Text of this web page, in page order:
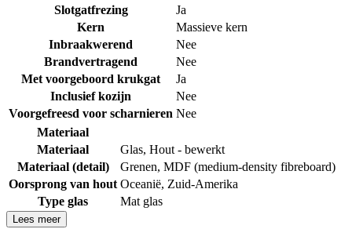
Slotgatfrezing
Ja
Kern
Massieve kern
Inbraakwerend
Nee
Brandvertragend
Nee
Met voorgeboord krukgat
Ja
Inclusief kozijn
Nee
Voorgefreesd voor scharnieren Nee
Materiaal
Materiaal
Glas, Hout - bewerkt
Materiaal (detail)
Grenen, MDF (medium-density fibreboard)
Oorsprong van hout Oceanië, Zuid-Amerika
Type glas
Mat glas
Lees meer